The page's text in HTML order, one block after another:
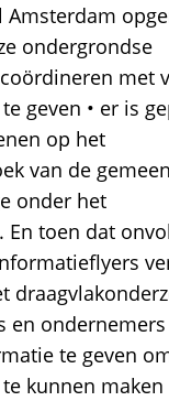
Amsterdam
ondergrondse
met
geven • er is
op het
van de
onder het
toen dat
en ondernemers
te geven
kunnen maken